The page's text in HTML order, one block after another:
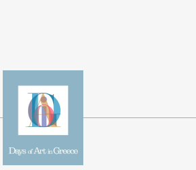
to reduce spam.
data is processed.